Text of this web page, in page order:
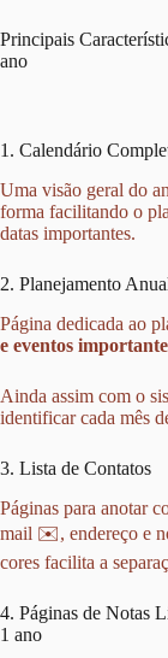
Principais
ano
1. Calendário
Uma visão geral do
forma facilitando o
datas importantes.
2. Planejamento
Página dedicada ao
e eventos
Ainda assim com o
identificar cada mês
3. Lista de Contatos
Páginas para anotar
mail ✉️, endereço e
cores facilita a
4. Páginas de Notas
1 ano